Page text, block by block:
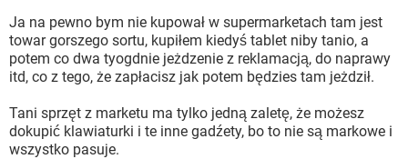
Ja na pewno bym nie kupował w supermarketach tam jest
towar gorszego sortu, kupiłem kiedyś tablet niby tanio, a
potem co dwa tyogdnie jeżdzenie z reklamacją, do naprawy
itd, co z tego, że zapłacisz jak potem będzies tam jeżdził.
Tani sprzęt z marketu ma tylko jedną zaletę, że możesz
dokupić klawiaturki i te inne gadźety, bo to nie są markowe i
wszystko pasuje.